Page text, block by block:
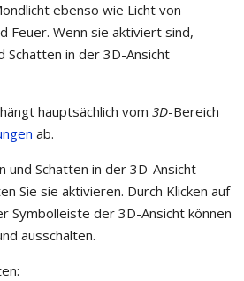
ebenso wie Licht von
Feuer. Wenn sie aktiviert sind,
Schatten in der 3D-Ansicht
hauptsächlich vom 3D-Bereich
ab.
und Schatten in der 3D-Ansicht
Sie sie aktivieren. Durch Klicken auf
Symbolleiste der 3D-Ansicht können
ausschalten.